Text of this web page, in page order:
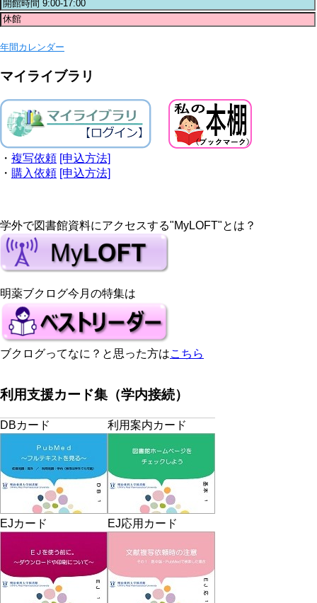
年間カレンダー
マイライブラリ
・ 複写依頼 [申込方法]
・ 購入依頼 [申込方法]
学外で図書館資料にアクセスする"MyLOFT"とは？
明薬ブクログ今月の特集は
ブクログってなに？と思った方はこちら
利用支援カード集（学内接続）
DBカード 利用案内カード
EJカード EJ応用カード